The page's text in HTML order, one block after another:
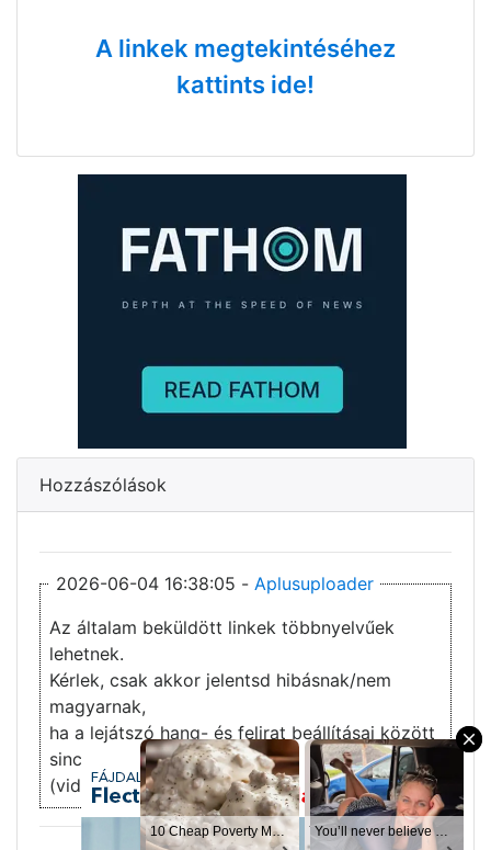
×
10 Cheap Meals That Taste Like a Million Bucks You’ll never believe why I moved to… Columbus
A linkek megtekintéséhez
kattints ide!
10 Cheap Poverty Meals That Taste Like a Million Bucks You’ll never believe why I moved to… Columbus
Hozzászólások
2026-06-04 16:38:05 - Aplusuploader
Az általam beküldött linkek többnyelvűek
lehetnek.
Kérlek, csak akkor jelentsd hibásnak/nem
magyarnak,
ha a lejátszó hang- és felirat beállításai között
sincs magyar opció.
(vidmoly,streamhg,filemoon,stb.)